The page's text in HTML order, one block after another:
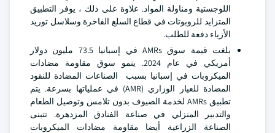
اللوجستية ومناولة المواد. علاوة على ذلك ، يوفر التطبيق
المتزايد للروبوتات في قطاع السلع الفاخرة وسلاسل توريد
الأزياء دفعة للطلب.
بلغت قيمة سوق AMRs في إسبانيا 73.5 مليون دولار
أمريكي في عام 2024. ينمو سوق مقاومة مضادات
الميكروبات في إسبانيا بسبب الصناعات المضادة للنقود
المضادة للعيار الوزاري (AMR) في عملياتها بسرعة. يتم
تطبيق AMRs لخدمة الضيوف بدون تلامس وتوصيل الطعام
والتدبير المنزلي في صناعة الفنادق المزدهرة. تتبنى
الصناعة الزراعية أيضا مقاومة مضادات الميكروبات